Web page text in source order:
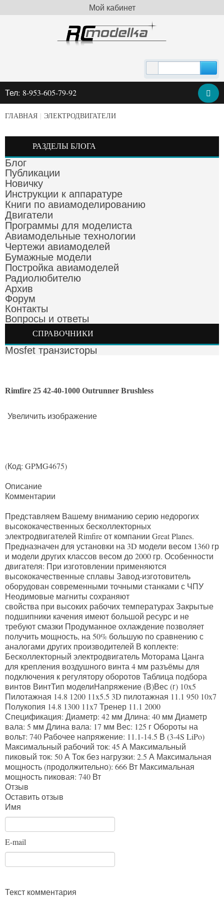
Мой кабинет
Тел: 8-953-605-79-92
ГЛАВНАЯ ЭЛЕКТРОДВИГАТЕЛИ
РАЗДЕЛЫ БЛОГА
Блог
Публикации
Новичку
Инструкции к аппаратуре
Книги по авиамоделированию
Двигатели
Программы для моделиста
Авиамодельные технологии
Чертежи авиамоделей
Бумажные модели
Постройка авиамоделей
Радиолюбителю
Архив
Форум
Контакты
Вопросы и ответы
СПРАВОЧНИКИ
Mosfet транзисторы
Rimfire 25 42-40-1000 Outrunner Brushless
Увеличить изображение
(Код: GPMG4675)
Описание
Комментарии
Представляем Вашему вниманию серию недорогих
высококачественных бесколлекторных
электродвигателей Rimfire от компании Great Planes.
Предназначен для установки на 3D модели весом 1360 гр
и модели других классов весом до 2000 гр. Особенности
двигателя: При изготовлении применяются
высококачественные сплавы Завод-изготовитель
оборудован современными точными станками с ЧПУ
Неодимовые магниты сохраняют
свойства при высоких рабочих температурах Закрытые
подшипники качения имеют большой ресурс и не
требуют смазки Продуманное охлаждение позволяет
получить мощность, на 50% большую по сравнению с
аналогами других производителей В коплекте:
Бесколлекторный электродвигатель Моторама Цанга
для крепления воздушного винта 4 мм разъёмы для
подключения к регулятору оборотов Таблица подбора
винтов ВинтТип моделиНапряжение (В)Вес (г) 10x5
Пилотажная 14.8 1200 11x5.5 3D пилотажная 11.1 950 10x7
Полукопия 14.8 1300 11x7 Тренер 11.1 2000
Спецификация: Диаметр: 42 мм Длина: 40 мм Диаметр
вала: 5 мм Длина вала: 17 мм Вес: 125 г Обороты на
вольт: 740 Рабочее напряжение: 11.1-14.5 В (3-4S LiPo)
Максимальный рабочий ток: 45 А Максимальный
пиковый ток: 50 А Ток без нагрузки: 2.5 А Максимальная
мощность (продолжительно): 666 Вт Максимальная
мощность пиковая: 740 Вт
Отзыв
Оставить отзыв
Имя
E-mail
Текст комментария